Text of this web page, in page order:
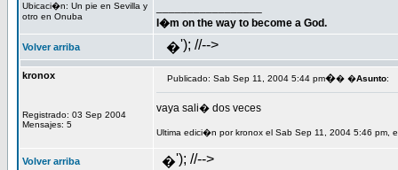
Ubicaci�n: Un pie en Sevilla y
otro en Onuba
I�m on the way to become a God.
Volver arriba �'); //-->
kronox
Registrado: 03 Sep 2004
Mensajes: 5
Publicado: Sab Sep 11, 2004 5:44 pm�� �Asunto:
vaya sali� dos veces
Ultima edici�n por kronox el Sab Sep 11, 2004 5:46 pm,
Volver arriba �'); //-->